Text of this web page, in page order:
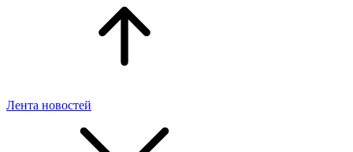
Лента новостей